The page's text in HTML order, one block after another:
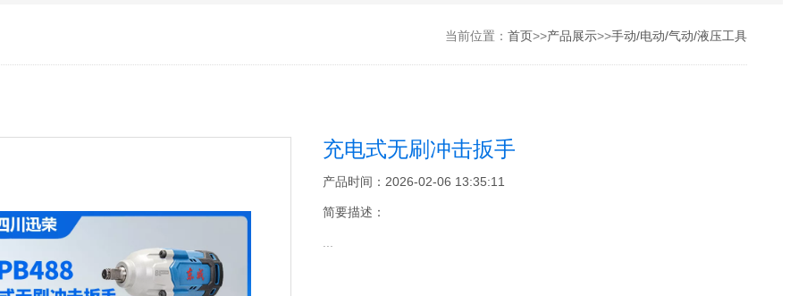
当前位置： 首页>>产品展示>>手动/电动/气动/液压工具
充电式无刷冲击扳手
产品时间：2026-02-06 13:35:11
简要描述：